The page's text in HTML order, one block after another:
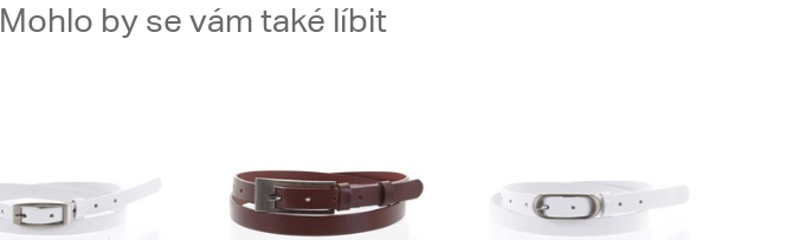
Mohlo by se vám také líbit